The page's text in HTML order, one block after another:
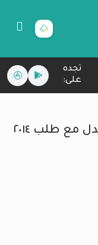
تجده
على: